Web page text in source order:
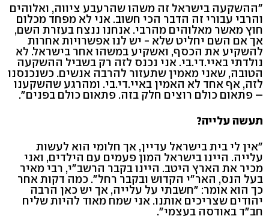
"ההשקעה בישראל זה משהו שהרעבע ציווה, ואלוהים
והרבי עבורי זה הדבר הכי חשוב. אני לא מפחד מכלום
חוץ מאשר מאלוהים מהרבי. אנחנו ננצח בעזרת השם,
אך אם השם יחליט שלא - יש לנו אפשרויות אחרות
להשקיע את הכסף, ואשקיע במשהו אחר בישראל. לא
נולדתי באיי.די.בי. אני נכנס לזה רק בשביל ההשקעה
הטובה, שאני מאמין שתעזור להרבה אנשים. כשנכנסנו
לזה, אף אחד לא האמין באיי.די.בי. ומהרגע שהשקענו
– פתאום כולם רוצים חלק בזה. פתאום כולם בפנים".
תעשה עלייה?
"אין לי בית בישראל עדיין, אך חלומי הוא לעשות
עלייה. היינו בישראל המון פעמים עם הילדים, ואני
מכיר את הארץ היטב. היינו בקבר הרשב"י, רבי מאיר
בעל הנס, האר"י הקדוש ובקבר רחל". כמה דקות אחר
כך הוא אומר: "חשבתי על עלייה, אך יש כאן הרבה
יהודים שצריכים אותנו. אני שמח מאוד להיות שליח
חב"ד באודסה בעצמי".